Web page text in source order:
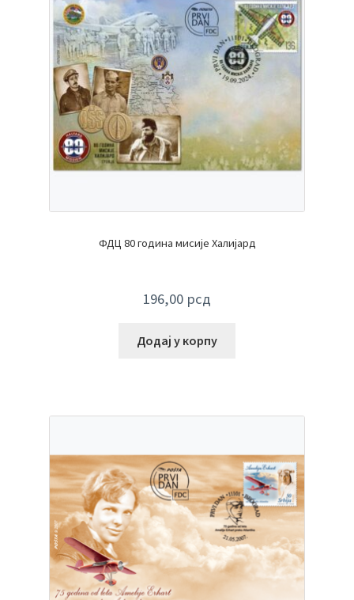
количина
ФДЦ 80 година мисије Халијард
196,00 рсд
Додај у корпу